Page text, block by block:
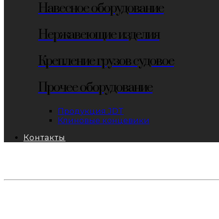
Навесное оборудование
Нержавеющие изделия
Крепление грузов судовое
Прочее оборудование
Продукция JDT
Клиновые концевики
Контакты